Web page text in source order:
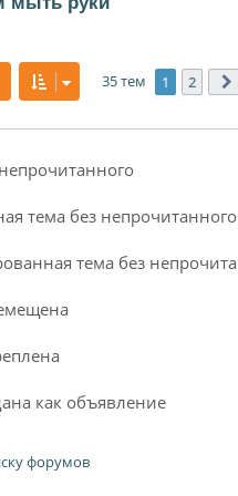
35 тем 1 2
тема без непрочитанного
тема без
как объявление
форумов